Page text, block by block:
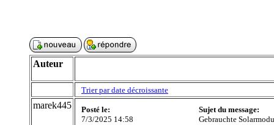
Auteur
Trier par date décroissante
marek445
Posté le:
7/3/2025 14:58
Sujet du message:
Gebrauchte